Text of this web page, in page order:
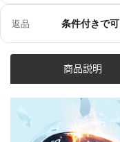
返品 条件付きで可
商品説明